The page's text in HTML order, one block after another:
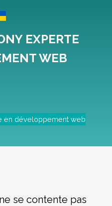
EXPERTE
WEB
en développement web
se contente pas